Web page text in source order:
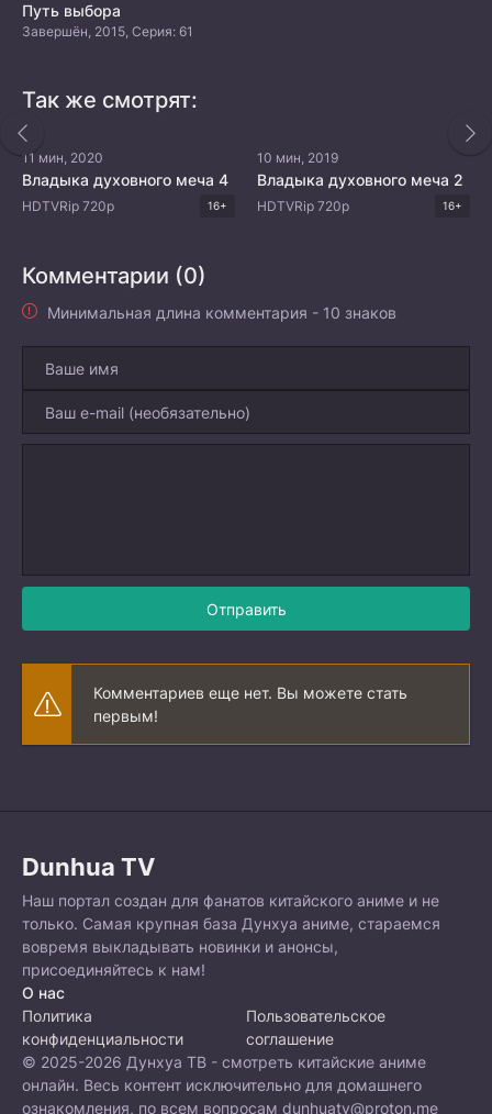
Путь выбора
Завершён, 2015, Серия: 61
Так же смотрят:
11 мин, 2020
Владыка духовного меча 4
HDTVRip 720p 16+
10 мин, 2019
Владыка духовного меча 2
HDTVRip 720p 16+
Комментарии (0)
Минимальная длина комментария - 10 знаков
Отправить
Комментариев еще нет. Вы можете стать
первым!
Dunhua TV
Наш портал создан для фанатов китайского аниме и не
только. Самая крупная база Дунхуа аниме, стараемся
вовремя выкладывать новинки и анонсы,
присоединяйтесь к нам!
О нас
Политика
конфиденциальности
Пользовательское
соглашение
© 2025-2026 Дунхуа ТВ - смотреть китайские аниме
онлайн. Весь контент исключительно для домашнего
ознакомления, по всем вопросам dunhuatv@proton.me